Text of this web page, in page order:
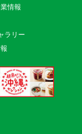
情報
ラリー